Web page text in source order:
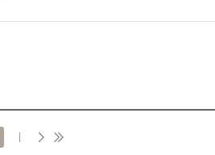
다
음